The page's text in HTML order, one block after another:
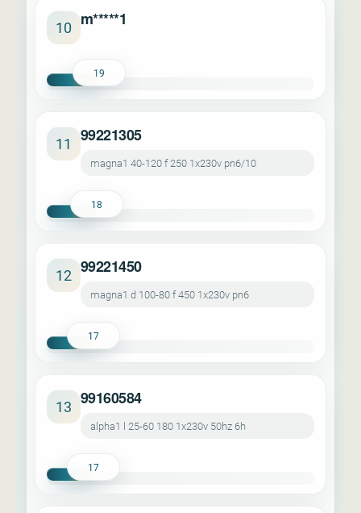
10 m*****1
19
11 99221305
magna1 40-120 f 250 1x230v pn6/10
18
12 99221450
magna1 d 100-80 f 450 1x230v pn6
17
13 99160584
alpha1 l 25-60 180 1x230v 50hz 6h
17